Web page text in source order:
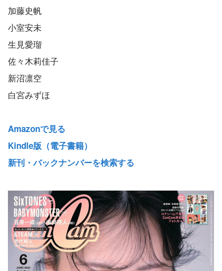
加藤史帆
小室安未
生見愛瑠
佐々木莉佳子
新沼凛空
白宮みずほ
Amazonで見る
Kindle版（電子書籍）
新刊・バックナンバーを検索する